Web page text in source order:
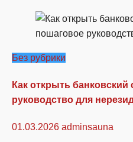
Без рубрики
Как открыть
руководство для
01.03.2026 adminsauna